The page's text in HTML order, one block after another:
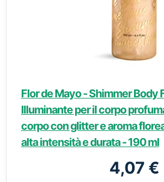
Flor de Mayo - Shimmer Body
Illuminante per il corpo
corpo con glitter e aroma
alta intensità e durata - 190 ml
4,07 €